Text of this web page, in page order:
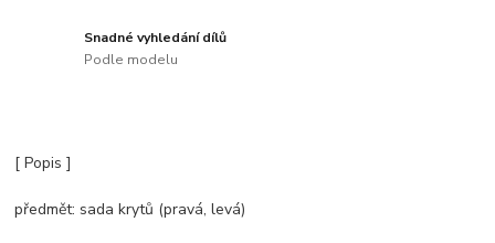
Snadné vyhledání dílů
Podle modelu
[ Popis ]
předmět: sada krytů (pravá, levá)